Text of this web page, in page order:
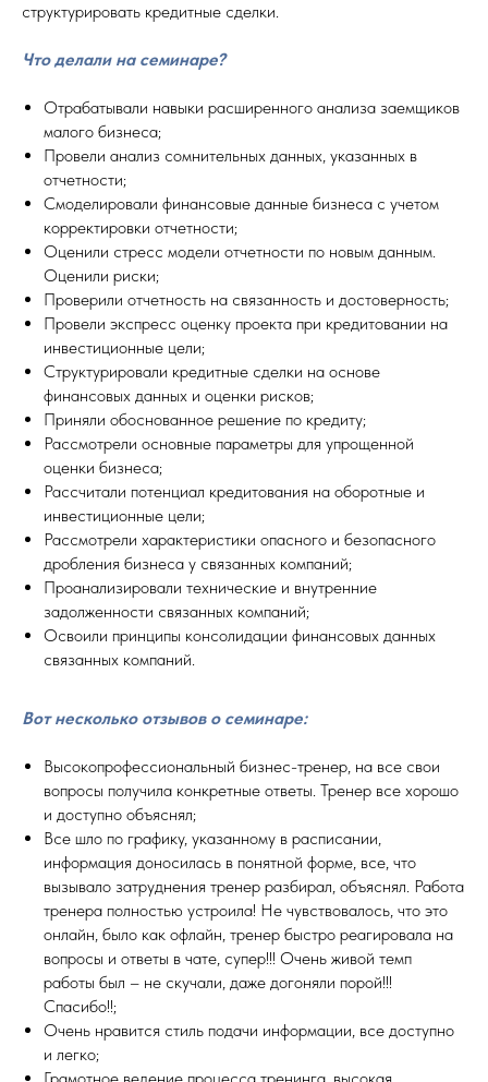
структурировать кредитные сделки.
Что делали на семинаре?
Отрабатывали навыки расширенного анализа заемщиков
малого бизнеса;
Провели анализ сомнительных данных, указанных в
отчетности;
Смоделировали финансовые данные бизнеса с учетом
корректировки отчетности;
Оценили стресс модели отчетности по новым данным.
Оценили риски;
Проверили отчетность на связанность и достоверность;
Провели экспресс оценку проекта при кредитовании на
инвестиционные цели;
Структурировали кредитные сделки на основе
финансовых данных и оценки рисков;
Приняли обоснованное решение по кредиту;
Рассмотрели основные параметры для упрощенной
оценки бизнеса;
Рассчитали потенциал кредитования на оборотные и
инвестиционные цели;
Рассмотрели характеристики опасного и безопасного
дробления бизнеса у связанных компаний;
Проанализировали технические и внутренние
задолженности связанных компаний;
Освоили принципы консолидации финансовых данных
связанных компаний.
Вот несколько отзывов о семинаре:
Высокопрофессиональный бизнес-тренер, на все свои
вопросы получила конкретные ответы. Тренер все хорошо
и доступно объяснял;
Все шло по графику, указанному в расписании,
информация доносилась в понятной форме, все, что
вызывало затруднения тренер разбирал, объяснял. Работа
тренера полностью устроила! Не чувствовалось, что это
онлайн, было как офлайн, тренер быстро реагировала на
вопросы и ответы в чате, супер!!! Очень живой темп
работы был – не скучали, даже догоняли порой!!!
Спасибо!!;
Очень нравится стиль подачи информации, все доступно
и легко;